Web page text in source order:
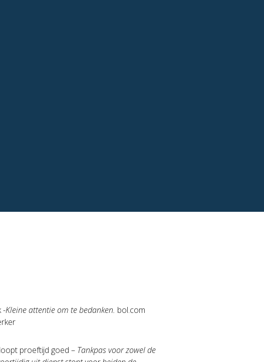
-Kleine attentie om te bedanken. bol.com
proeftijd goed – Tankpas voor zowel de